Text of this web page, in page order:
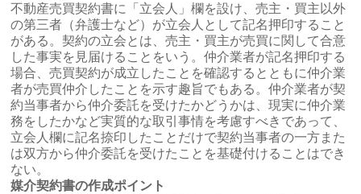
不動産売買契約書に「立会人」欄を設け、売主・買主以外
の第三者（弁護士など）が立会人として記名押印すること
がある。契約の立会とは、売主・買主が売買に関して合意
した事実を見届けることをいう。仲介業者が記名押印する
場合、売買契約が成立したことを確認するとともに仲介業
者が売買仲介したことを示す趣旨でもある。仲介業者が契
約当事者から仲介委託を受けたかどうかは、現実に仲介業
務をしたかなど実質的な取引事情を考慮すべきであって、
立会人欄に記名捺印したことだけで契約当事者の一方また
は双方から仲介委託を受けたことを基礎付けることはでき
ない。
媒介契約書の作成ポイント